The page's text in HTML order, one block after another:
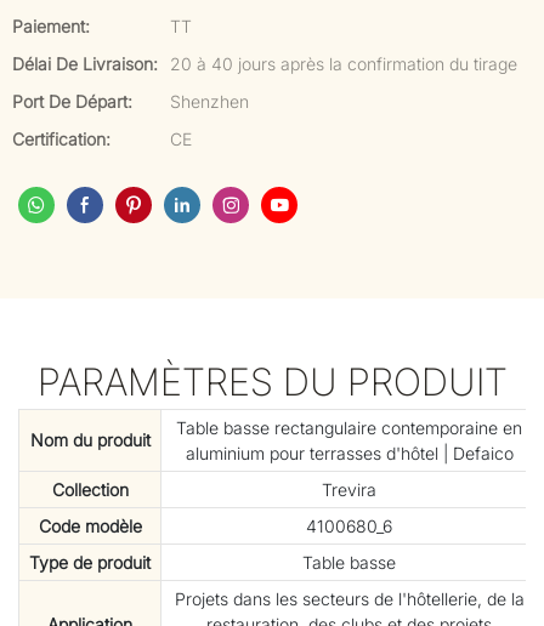
Paiement:
TT
Délai De Livraison:
20 à 40 jours après la confirmation du tirage
Port De Départ:
Shenzhen
Certification:
CE
PARAMÈTRES DU PRODUIT
Nom du produit
Table basse rectangulaire contemporaine en
aluminium pour terrasses d'hôtel | Defaico
Collection
Trevira
Code modèle
4100680_6
Type de produit
Table basse
Projets dans les secteurs de l'hôtellerie, de la